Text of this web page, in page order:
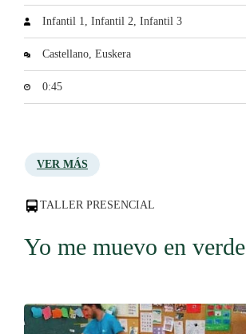
Infantil 1, Infantil 2, Infantil 3
Castellano, Euskera
0:45
VER MÁS
TALLER PRESENCIAL
Yo me muevo en verde